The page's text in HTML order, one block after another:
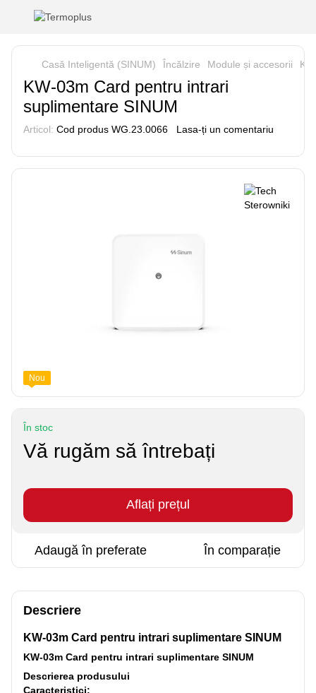
Casă Inteligentă (SINUM) Încălzire Module și accesorii
KW-03m Card pentru intrari
suplimentare SINUM
Articol: Cod produs WG.23.0066 Lasa-ți un comentariu
Nou
În stoc
Vă rugăm să întrebați
Aflați prețul
Adaugă în preferate În comparație
Descriere
KW-03m Card pentru intrari suplimentare SINUM
KW-03m Card pentru intrari suplimentare SINUM
Descrierea produsului
Caracteristici: